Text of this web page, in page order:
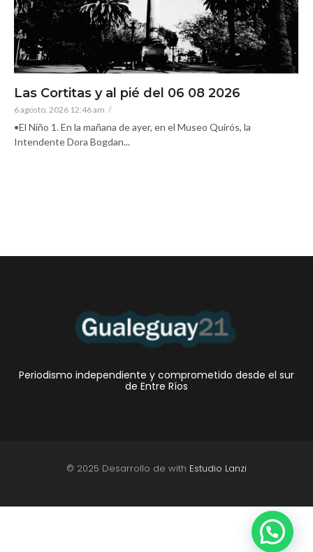
Las Cortitas y al pié del 06 08 2026
6 agosto, 2026 12:46 am /
•El Niño 1. En la mañana de ayer, en el Museo Quirós, la
Intendente Dora Bogdan...
Periodismo independiente y comprometido desde el sur
de Entre Ríos
© 2025 Desarrollo de with Estudio Lanzi